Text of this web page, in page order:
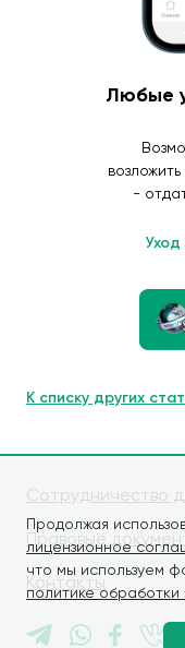
Продолжая
лицензионное
что мы используем
политике
Любые
-
К списку других
Сотрудничество
Правовые
Контакты